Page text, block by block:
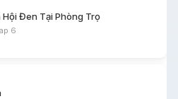
Hội Đen Tại Phòng Trọ
6